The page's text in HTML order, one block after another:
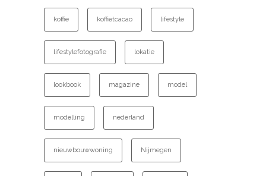
koffie koffietcacao lifestyle
lifestylefotografie lokatie
lookbook magazine model
modelling nederland
nieuwbouwwoning Nijmegen